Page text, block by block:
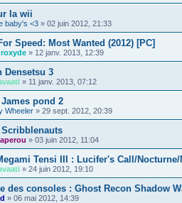
la wii
baby's <3 » 02 juin 2012, 21:33
Speed: Most Wanted (2012) [PC]
» 12 janv. 2013, 12:39
Densetsu 3
» 11 janv. 2013, 07:12
pond 2
Wheeler » 29 sept. 2012, 20:39
» 03 juin 2012, 11:04
Tensi III : Lucifer's Call/Nocturne/
» 24 juin 2012, 19:10
des consoles : Ghost Recon Shadow
» 06 mai 2012, 14:39